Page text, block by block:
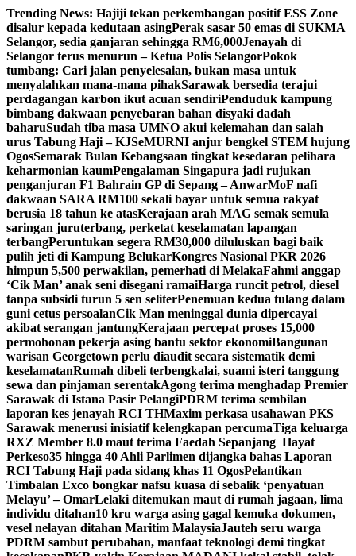
Skip
to
content
Trending News: Hajiji tekan perkembangan positif ESS Zone
disalur kepada kedutaan asingPerak sasar 50 emas di SUKMA
Selangor, sedia ganjaran sehingga RM6,000Jenayah di
Selangor terus menurun – Ketua Polis SelangorPokok
tumbang: Cari jalan penyelesaian, bukan masa untuk
menyalahkan mana-mana pihakSarawak bersedia terajui
perdagangan karbon ikut acuan sendiriPenduduk kampung
bimbang dakwaan penyebaran bahan disyaki dadah
baharuSudah tiba masa UMNO akui kelemahan dan salah
urus Tabung Haji – KJSeMURNI anjur bengkel STEM hujung
OgosSemarak Bulan Kebangsaan tingkat kesedaran pelihara
keharmonian kaumPengalaman Singapura jadi rujukan
penganjuran F1 Bahrain GP di Sepang – AnwarMoF nafi
dakwaan SARA RM100 sekali bayar untuk semua rakyat
berusia 18 tahun ke atasKerajaan arah MAG semak semula
saringan juruterbang, perketat keselamatan lapangan
terbangPeruntukan segera RM30,000 diluluskan bagi baik
pulih jeti di Kampung BelukarKongres Nasional PKR 2026
himpun 5,500 perwakilan, pemerhati di MelakaFahmi anggap
‘Cik Man’ anak seni disegani ramaiHarga runcit petrol, diesel
tanpa subsidi turun 5 sen seliterPenemuan kedua tulang dalam
guni cetus persoalanCik Man meninggal dunia dipercayai
akibat serangan jantungKerajaan percepat proses 15,000
permohonan pekerja asing bantu sektor ekonomiBangunan
warisan Georgetown perlu diaudit secara sistematik demi
keselamatanRumah dibeli terbengkalai, suami isteri tanggung
sewa dan pinjaman serentakAgong terima menghadap Premier
Sarawak di Istana Pasir PelangiPDRM terima sembilan
laporan kes jenayah RCI THMaxim perkasa usahawan PKS
Sarawak menerusi inisiatif kelengkapan percumaTiga keluarga
RXZ Member 8.0 maut terima Faedah Sepanjang Hayat
Perkeso35 hingga 40 Ahli Parlimen dijangka bahas Laporan
RCI Tabung Haji pada sidang khas 11 OgosPelantikan
Timbalan Exco bongkar nafsu kuasa di sebalik ‘penyatuan
Melayu’ – OmarLelaki ditemukan maut di rumah jagaan, lima
individu ditahan10 kru warga asing gagal kemuka dokumen,
vesel nelayan ditahan Maritim MalaysiaJauteh seru warga
PDRM sambut perubahan, manfaat teknologi demi tingkat